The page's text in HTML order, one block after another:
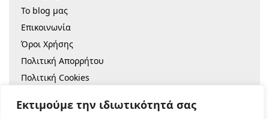
Εκτιμούμε την ιδιωτικότητά σας
Το blog μας
Επικοινωνία
Όροι Χρήσης
Πολιτική Απορρήτου
Πολιτική Cookies